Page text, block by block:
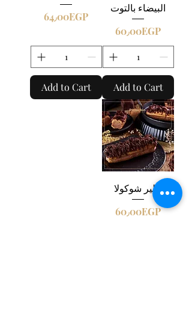
البيضاء بالتوت
Price
60٫00EGP
Add to Cart
Price
64٫00EGP
Add to Cart
إكلير شوكولا
Price
60٫00EGP